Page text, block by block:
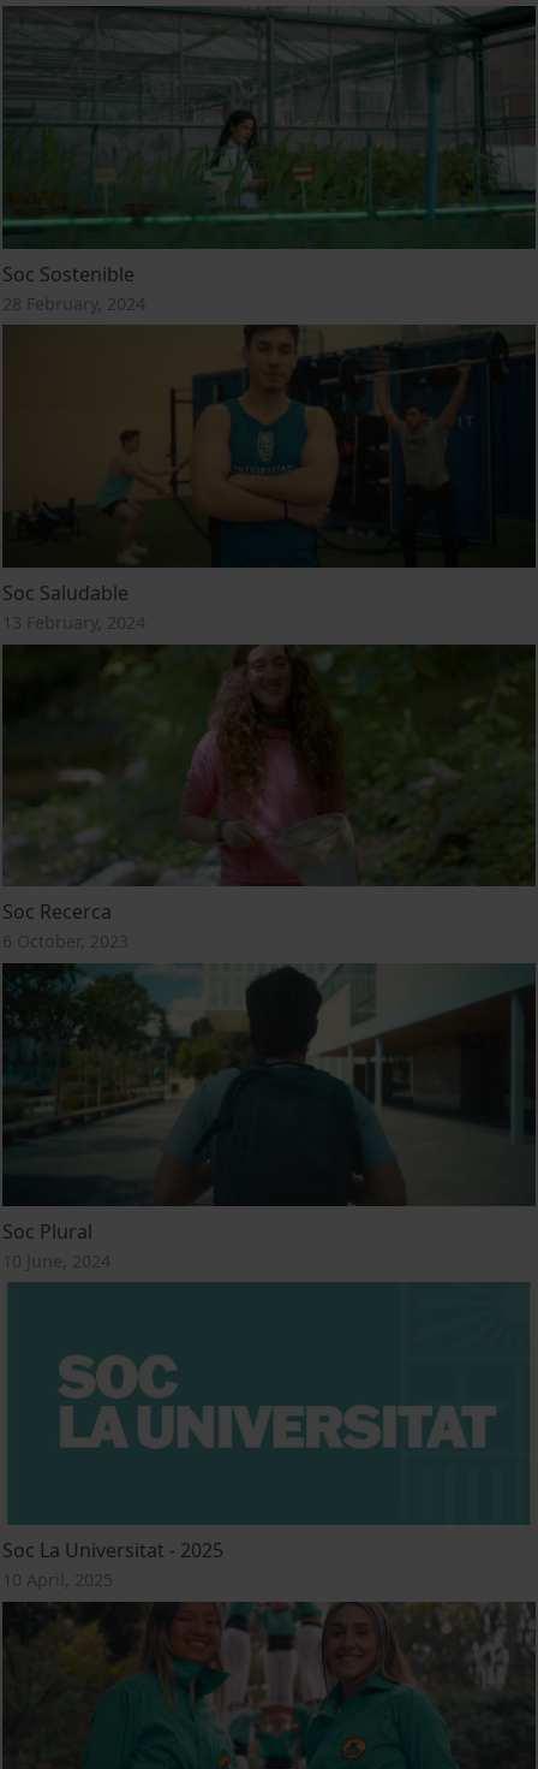
Soc Sostenible
28 February, 2024
Soc Saludable
13 February, 2024
Soc Recerca
6 October, 2023
Soc Plural
10 June, 2024
Soc La Universitat - 2025
10 April, 2025